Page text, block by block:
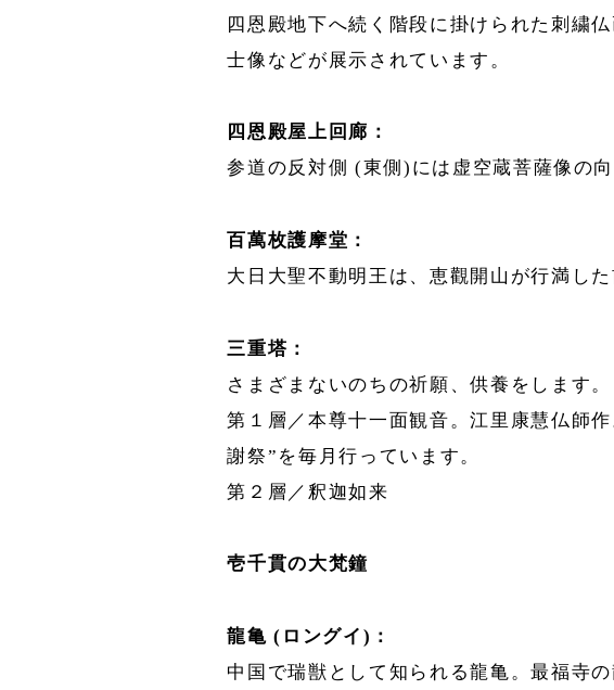
四恩殿地下へ続く階段に掛けられた刺繍
士像などが展示されています。
四恩殿屋上回廊：
参道の反対側 (東側)には虚空蔵菩薩像の
百萬枚護摩堂：
大日大聖不動明王は、恵觀開山が行満し
三重塔：
さまざまないのちの祈願、供養をします。
第１層／本尊十一面観音。江里康慧仏師
謝祭”を毎月行っています。
第２層／釈迦如来
壱千貫の大梵鐘
龍亀 (ロングイ)：
中国で瑞獣として知られる龍亀。最福寺